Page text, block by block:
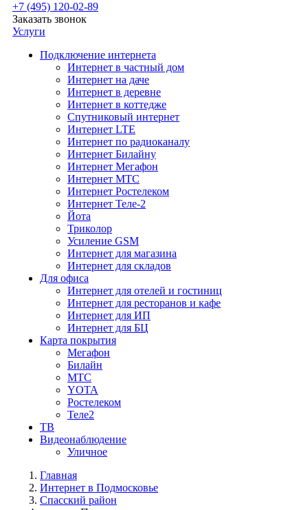
+7 (495) 120-02-89
Заказать звонок
Услуги
Подключение интернета
Интернет в частный дом
Интернет на даче
Интернет в деревне
Интернет в коттедже
Спутниковый интернет
Интернет LTE
Интернет по радиоканалу
Интернет Билайну
Интернет Мегафон
Интернет МТС
Интернет Ростелеком
Интернет Теле-2
Йота
Триколор
Усиление GSM
Интернет для магазина
Интернет для складов
Для офиса
Интернет для отелей и гостиниц
Интернет для ресторанов и кафе
Интернет для ИП
Интернет для БЦ
Карта покрытия
Мегафон
Билайн
МТС
YOTA
Ростелеком
Теле2
ТВ
Видеонаблюдение
Уличное
Главная
Интернет в Подмосковье
Спасский район